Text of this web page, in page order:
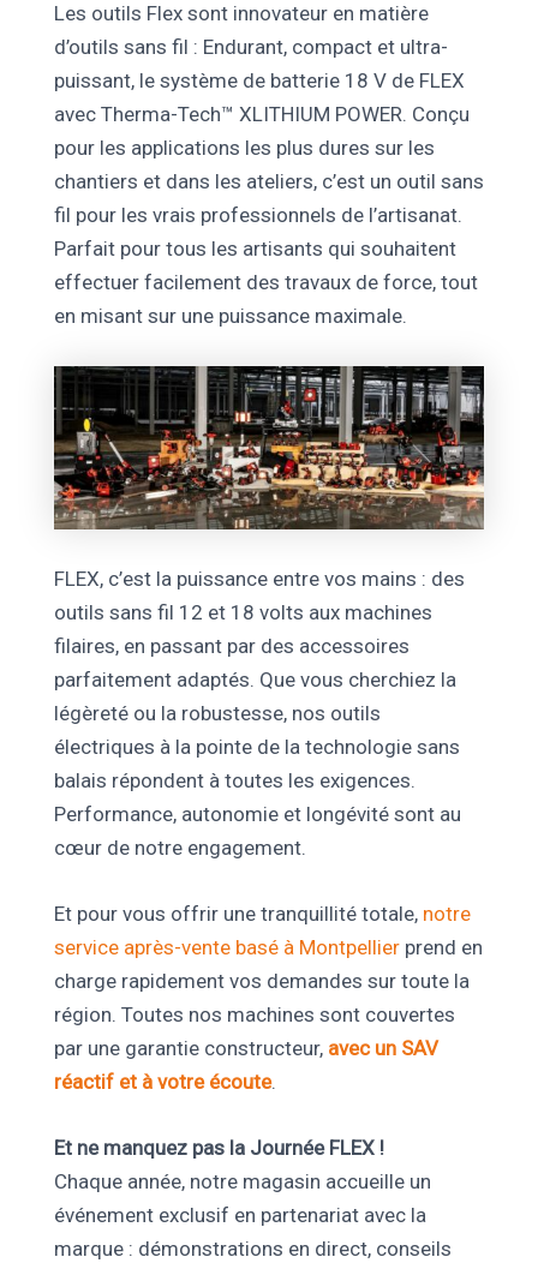
Les outils Flex sont innovateur en matière
d’outils sans fil : Endurant, compact et ultra-
puissant, le système de batterie 18 V de FLEX
avec Therma-Tech™ XLITHIUM POWER. Conçu
pour les applications les plus dures sur les
chantiers et dans les ateliers, c’est un outil sans
fil pour les vrais professionnels de l’artisanat.
Parfait pour tous les artisants qui souhaitent
effectuer facilement des travaux de force, tout
en misant sur une puissance maximale.
FLEX, c’est la puissance entre vos mains : des
outils sans fil 12 et 18 volts aux machines
filaires, en passant par des accessoires
parfaitement adaptés. Que vous cherchiez la
légèreté ou la robustesse, nos outils
électriques à la pointe de la technologie sans
balais répondent à toutes les exigences.
Performance, autonomie et longévité sont au
cœur de notre engagement.
Et pour vous offrir une tranquillité totale, notre
service après-vente basé à Montpellierprend en
charge rapidement vos demandes sur toute la
région. Toutes nos machines sont couvertes
par une garantie constructeur, avec un SAV
réactif et à votre écoute.
Et ne manquez pas la Journée FLEX !
Chaque année, notre magasin accueille un
événement exclusif en partenariat avec la
marque : démonstrations en direct, conseils